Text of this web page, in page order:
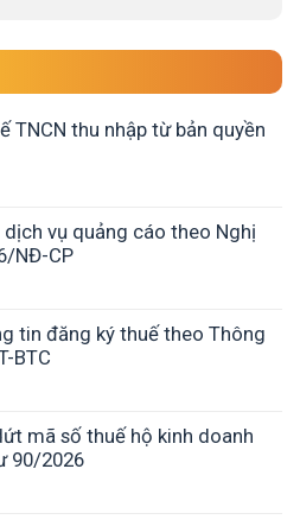
TNCN thu nhập từ bản quyền
vụ quảng cáo theo Nghị
NĐ-CP
tin đăng ký thuế theo Thông
BTC
mã số thuế hộ kinh doanh
90/2026